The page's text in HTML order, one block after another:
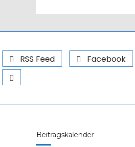
RSS Feed Facebook
Beitragskalender